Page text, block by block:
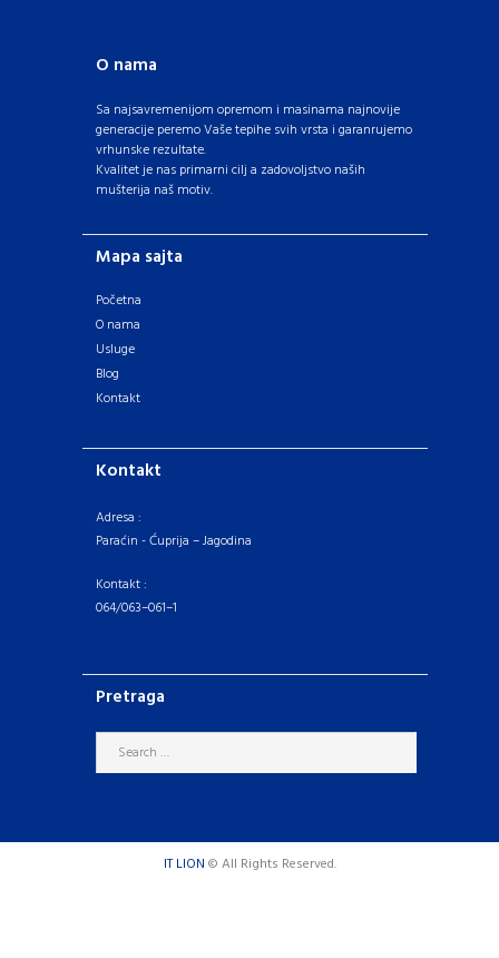
O nama
Sa najsavremenijom opremom i masinama najnovije
generacije peremo Vaše tepihe svih vrsta i garanrujemo
vrhunske rezultate.
Kvalitet je nas primarni cilj a zadovoljstvo naših
mušterija naš motiv.
Mapa sajta
Početna
O nama
Usluge
Blog
Kontakt
Kontakt
Adresa :
Paraćin - Ćuprija – Jagodina
Kontakt :
064/063–061–1
Pretraga
IT LION © All Rights Reserved.